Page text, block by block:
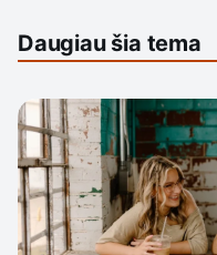
Daugiau šia tema